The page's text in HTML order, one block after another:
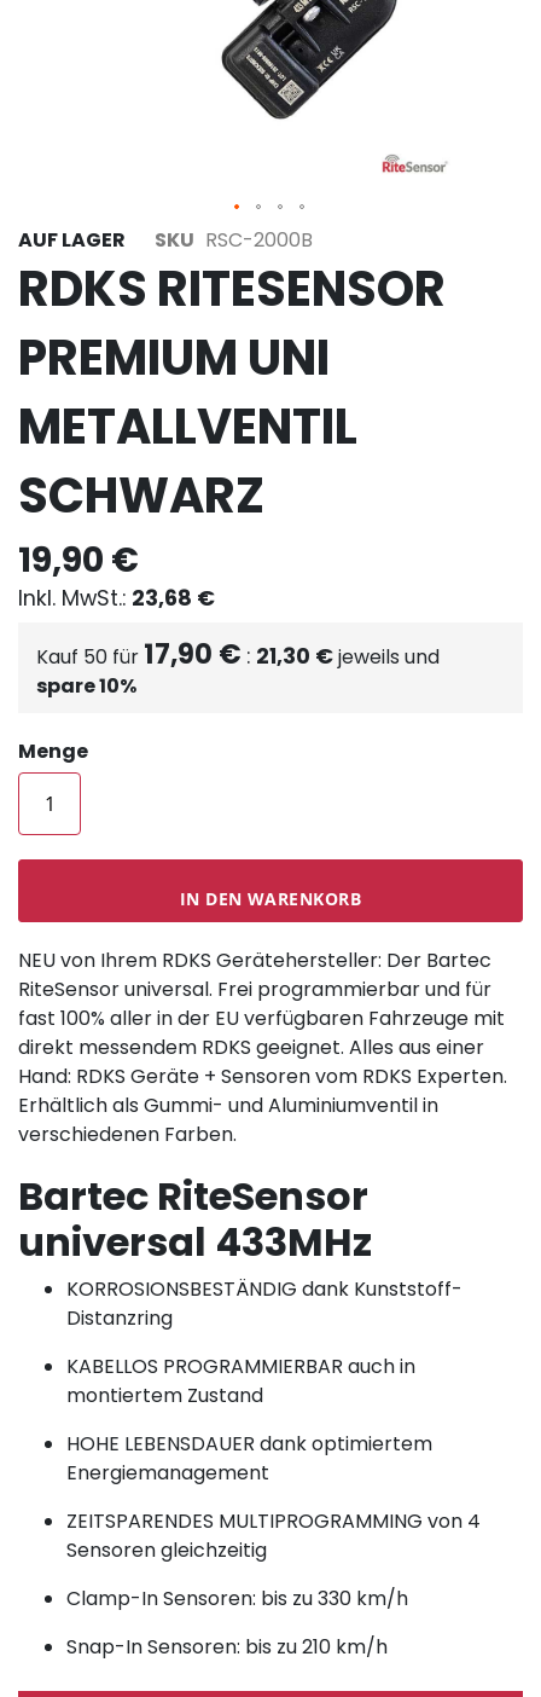
AUF LAGER SKU RSC-2000B
RDKS RITESENSOR
PREMIUM UNI
METALLVENTIL
SCHWARZ
19,90 €
23,68 €
Kauf 50 für 17,90 € 21,30 €jeweils und
spare10%
Menge
IN DEN WARENKORB
NEU von Ihrem RDKS Gerätehersteller: Der Bartec
RiteSensor universal. Frei programmierbar und für
fast 100% aller in der EU verfügbaren Fahrzeuge mit
direkt messendem RDKS geeignet. Alles aus einer
Hand: RDKS Geräte + Sensoren vom RDKS Experten.
Erhältlich als Gummi- und Aluminiumventil in
verschiedenen Farben.
Bartec RiteSensor
universal 433MHz
KORROSIONSBESTÄNDIG dank Kunststoff-
Distanzring
KABELLOS PROGRAMMIERBAR auch in
montiertem Zustand
HOHE LEBENSDAUER dank optimiertem
Energiemanagement
ZEITSPARENDES MULTIPROGRAMMING von 4
Sensoren gleichzeitig
Clamp-In Sensoren: bis zu 330 km/h
Snap-In Sensoren: bis zu 210 km/h